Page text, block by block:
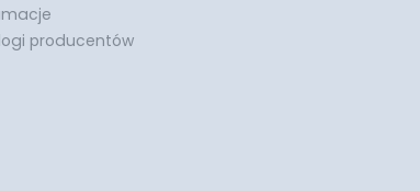
producentów